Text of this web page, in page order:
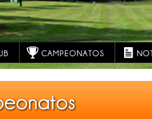
CAMPEONATOS